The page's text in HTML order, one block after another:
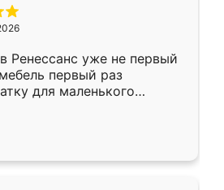
Ренессанс уже не первый
первый раз
для маленького
рождении ,во второй раз
По качеству очень
быстрая,